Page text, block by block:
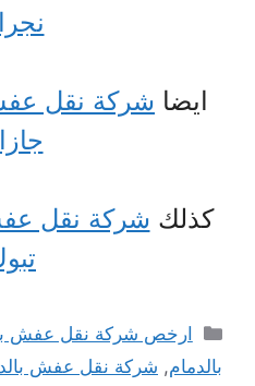
ايضا شركة نقل
كذلك شركة نقل
التصنيفات
ارخص شركة نقل عفش
بالدمام, شركة نقل عفش